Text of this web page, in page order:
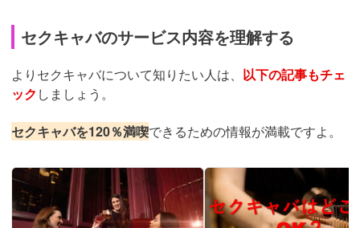
セクキャバのサービス内容を理解する
よりセクキャバについて知りたい人は、 以下の記事もチェ
ック しましょう。
セクキャバを120％満喫できるための情報が満載ですよ。